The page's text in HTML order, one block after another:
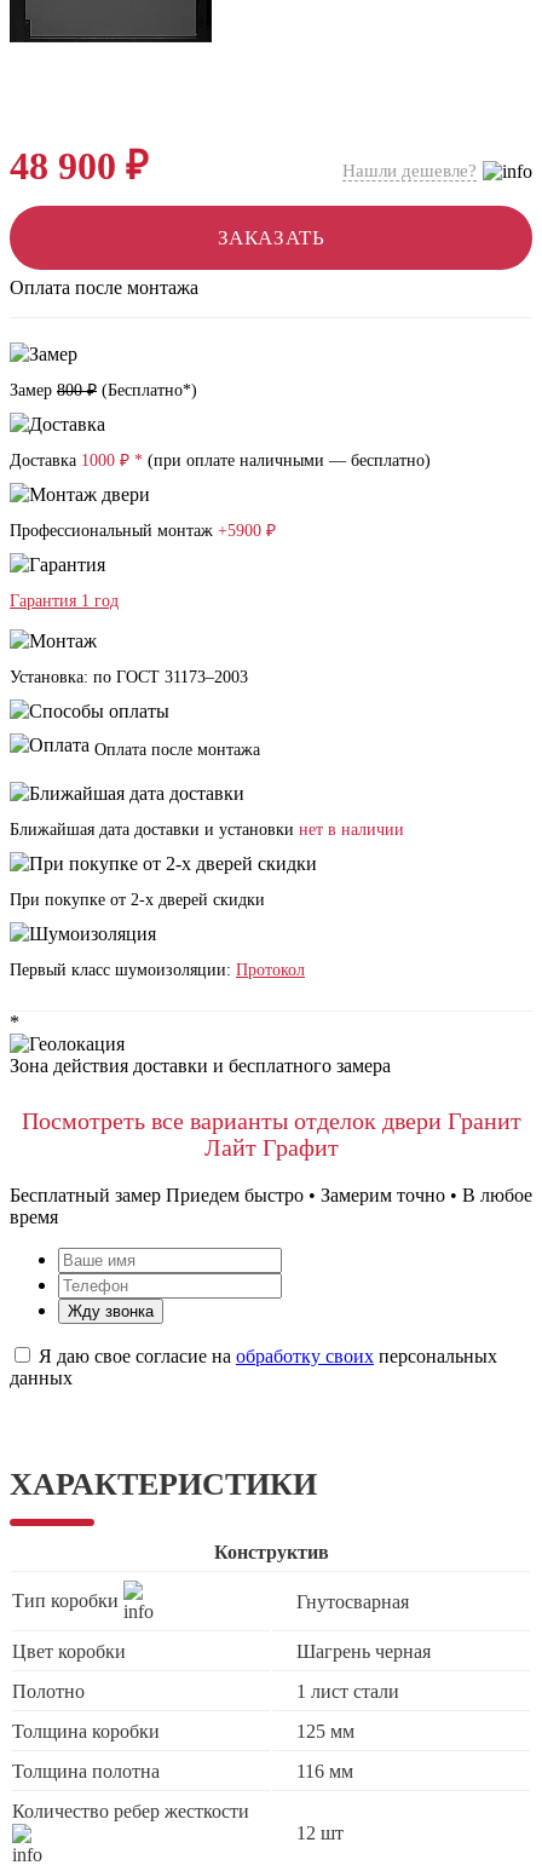
48 900 ₽ Нашли дешевле?
ЗАКАЗАТЬ
Оплата после монтажа
Замер 800 ₽ (Бесплатно*)
Доставка 1000 ₽ * (при оплате наличными — бесплатно)
Профессиональный монтаж +5900 ₽
Гарантия 1 год
Установка: по ГОСТ 31173–2003
Оплата после монтажа
Ближайшая дата доставки и установки нет в наличии
При покупке от 2-х дверей скидки
Первый класс шумоизоляции: Протокол
*
Зона действия доставки и бесплатного замера
Посмотреть все варианты отделок двери Гранит
Лайт Графит
Бесплатный замер Приедем быстро • Замерим точно • В любое
время
Жду звонка
Я даю свое согласие на обработку своих персональных
данных
ХАРАКТЕРИСТИКИ
Конструктив
Тип коробки Гнутосварная
Цвет коробки
Шагрень черная
Полотно
1 лист стали
Толщина коробки
125 мм
Толщина полотна
116 мм
Количество ребер жесткости
12 шт